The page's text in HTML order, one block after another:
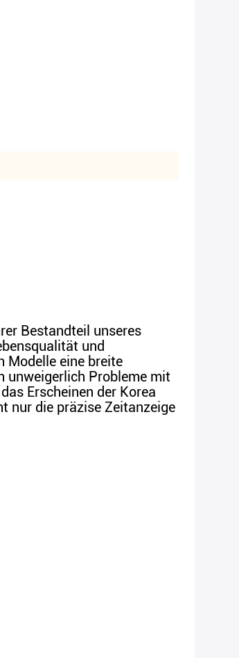
Bestandteil unseres
und
Modelle eine breite
unweigerlich Probleme mit
Erscheinen der Korea
nur die präzise Zeitanzeige